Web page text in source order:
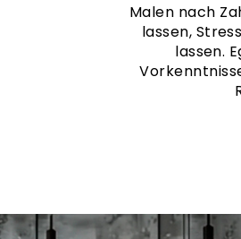
Malen nach
lassen,
lassen.